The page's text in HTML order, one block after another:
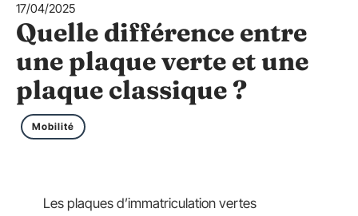
17/04/2025
Quelle différence entre
une plaque verte et une
plaque classique ?
Mobilité
Les plaques d’immatriculation vertes